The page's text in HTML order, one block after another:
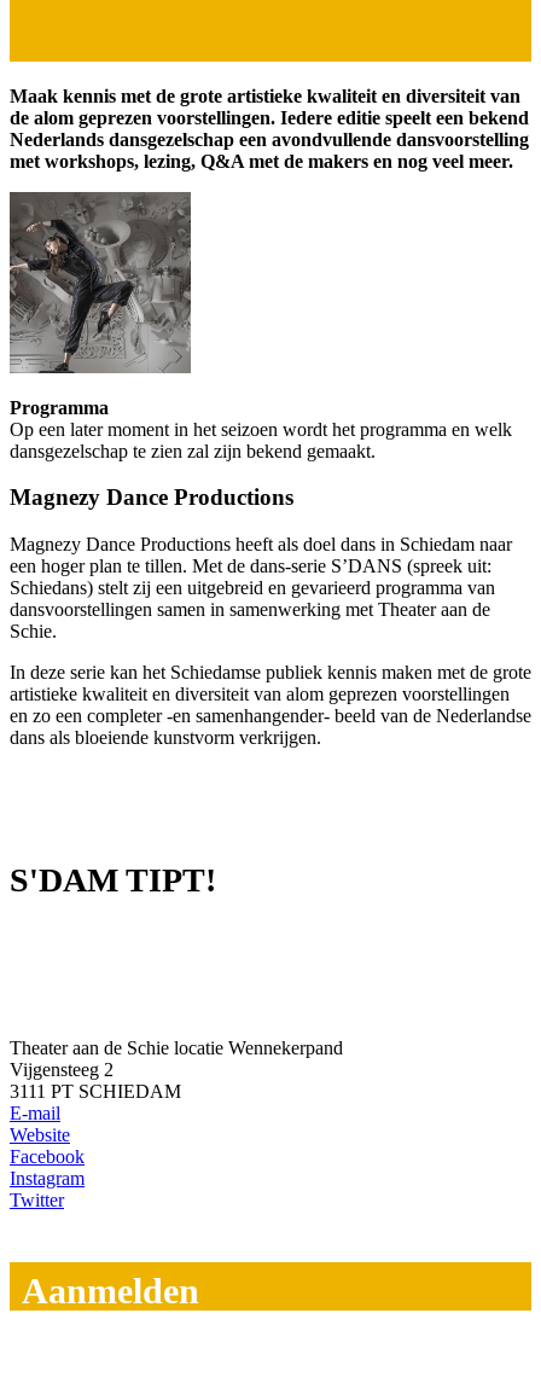
Maak kennis met de grote artistieke kwaliteit en diversiteit van
de alom geprezen voorstellingen. Iedere editie speelt een bekend
Nederlands dansgezelschap een avondvullende dansvoorstelling
met workshops, lezing, Q&A met de makers en nog veel meer.
Programma
Op een later moment in het seizoen wordt het programma en welk
dansgezelschap te zien zal zijn bekend gemaakt.
Magnezy Dance Productions
Magnezy Dance Productions heeft als doel dans in Schiedam naar
een hoger plan te tillen. Met de dans-serie S’DANS (spreek uit:
Schiedans) stelt zij een uitgebreid en gevarieerd programma van
dansvoorstellingen samen in samenwerking met Theater aan de
Schie.
In deze serie kan het Schiedamse publiek kennis maken met de grote
artistieke kwaliteit en diversiteit van alom geprezen voorstellingen
en zo een completer -en samenhangender- beeld van de Nederlandse
dans als bloeiende kunstvorm verkrijgen.
S'DAM TIPT!
Theater aan de Schie locatie Wennekerpand
Vijgensteeg 2
3111 PT SCHIEDAM
E-mail
Website
Facebook
Instagram
Twitter
Aanmelden